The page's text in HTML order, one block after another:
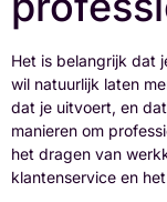
Het is belangrijk dat
wil natuurlijk laten
dat je uitvoert, en
manieren om
het dragen van
klantenservice en